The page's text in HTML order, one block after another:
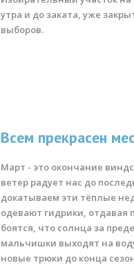
утра и до заката, уже
выборов.
Всем прекрасен
Март - это окончание
ветер радует нас до
докатываем эти тёплые
одевают гидрики, отдавая
боятся, что солнца за
мальчишки выходят на
новые трюки до конца